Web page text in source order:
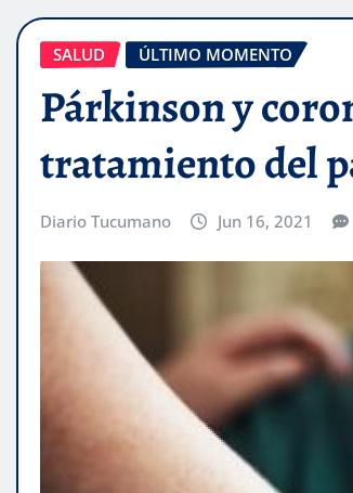
SALUD ÚLTIMO MOMENTO
Párkinson y
tratamiento del
Diario Tucumano Jun 16, 2021